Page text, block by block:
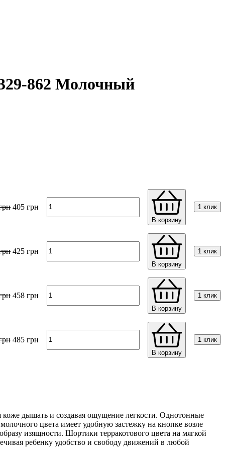
862 Молочный
405 грн
В корзину
1 клик
425 грн
В корзину
1 клик
458 грн
В корзину
1 клик
485 грн
В корзину
1 клик
коже дышать и создавая ощущение легкости. Однотонные
цвета имеет удобную застежку на кнопке возле
изящности. Шортики терракотового цвета на мягкой
ребенку удобство и свободу движений в любой